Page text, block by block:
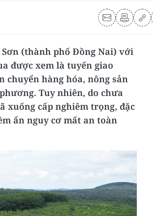
(thành phố Đồng Nai) với
được xem là tuyến giao
chuyển hàng hóa, nông sản
Tuy nhiên, do chưa
xuống cấp nghiêm trọng, đặc
ẩn nguy cơ mất an toàn